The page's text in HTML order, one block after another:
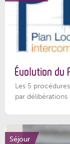
Évolution du
Les 5
par
Séjour